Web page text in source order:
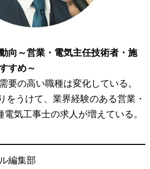
向～営業・電気主任技術者・施
すめ～
要の高い職種は変化している。
をうけて、業界経験のある営業・
気工事士の求人が増えている。
編集部